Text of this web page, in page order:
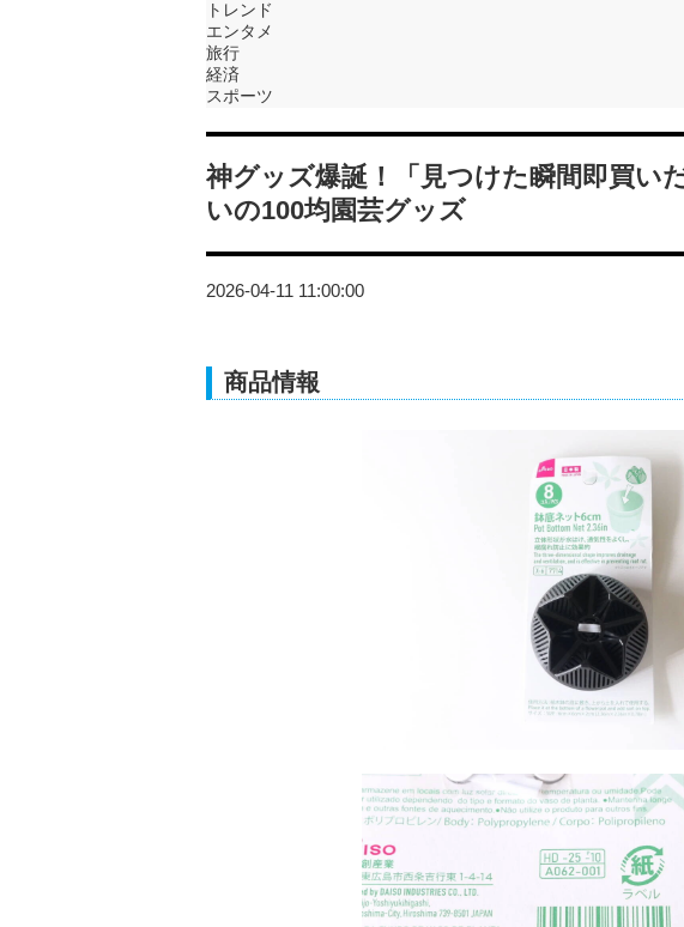
トレンド
エンタメ
旅行
経済
スポーツ
神グッズ爆誕！「見つけた瞬間即買い
いの100均園芸グッズ
2026-04-11 11:00:00
商品情報